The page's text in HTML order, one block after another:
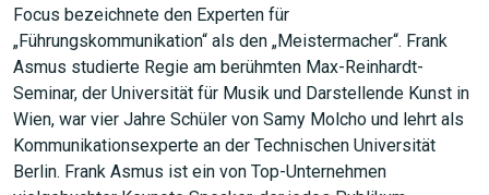
Focus bezeichnete den Experten für
„Führungskommunikation“ als den „Meistermacher“. Frank
Asmus studierte Regie am berühmten Max-Reinhardt-
Seminar, der Universität für Musik und Darstellende Kunst in
Wien, war vier Jahre Schüler von Samy Molcho und lehrt als
Kommunikationsexperte an der Technischen Universität
Berlin. Frank Asmus ist ein von Top-Unternehmen